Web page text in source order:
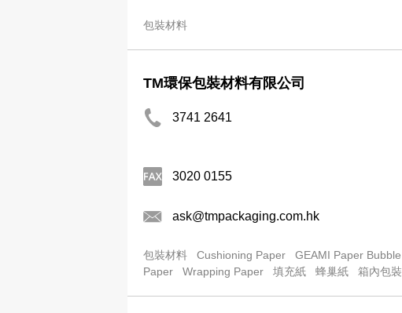
包裝材料
TM環保包裝材料有限公司
3741 2641
3020 0155
ask@tmpackaging.com.hk
包裝材料 Cushioning Paper GEAMI Paper Bubble
Paper
Wrapping Paper 填充紙 蜂巢紙 箱內包裝